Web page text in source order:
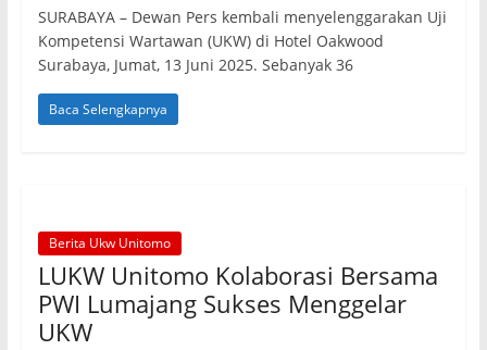
SURABAYA – Dewan Pers kembali menyelenggarakan Uji
Kompetensi Wartawan (UKW) di Hotel Oakwood
Surabaya, Jumat, 13 Juni 2025. Sebanyak 36
Baca Selengkapnya
Berita Ukw Unitomo
LUKW Unitomo Kolaborasi Bersama
PWI Lumajang Sukses Menggelar
UKW